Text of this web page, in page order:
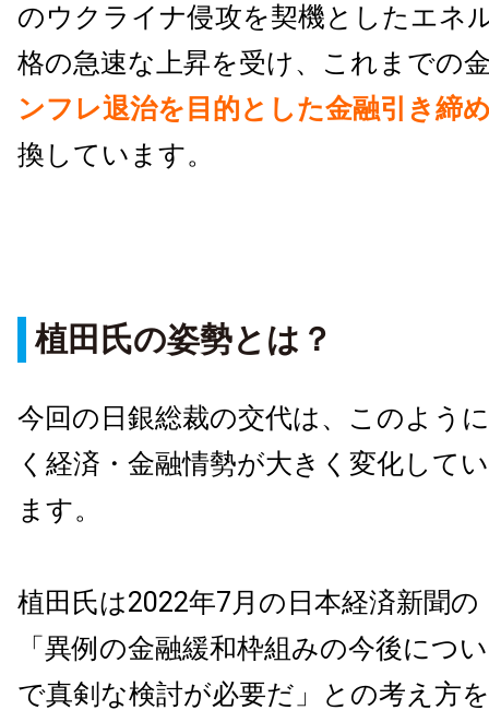
のウクライナ侵攻を契機としたエネ
格の急速な上昇を受け、これまでの
ンフレ退治を目的とした金融引き締
換しています。
植田氏の姿勢とは？
今回の日銀総裁の交代は、このよう
く経済・金融情勢が大きく変化して
ます。
植田氏は2022年7月の日本経済新聞の
「異例の金融緩和枠組みの今後につ
で真剣な検討が必要だ」との考え方